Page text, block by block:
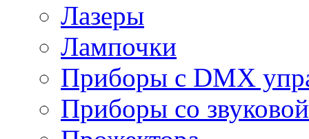
Лазеры
Лампочки
Приборы с DMX
Приборы со